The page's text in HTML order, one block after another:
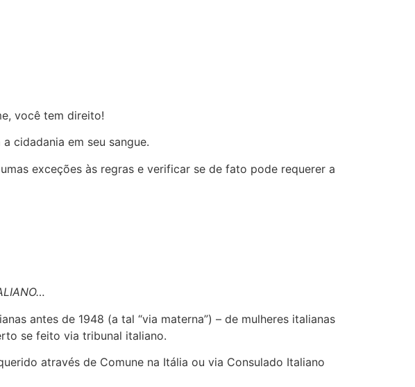
você tem direito!
cidadania em seu sangue.
exceções às regras e verificar se de fato pode requerer a
antes de 1948 (a tal “via materna”) – de mulheres italianas
se feito via tribunal italiano.
através de Comune na Itália ou via Consulado Italiano